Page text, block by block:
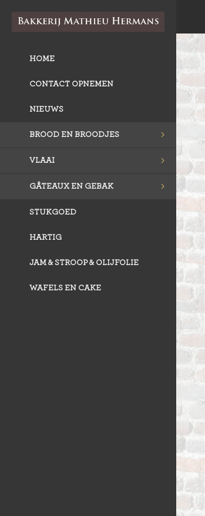
HOME
CONTACT OPNEMEN
NIEUWS
BROOD EN BROODJES
VLAAI
GÂTEAUX EN GEBAK
STUKGOED
HARTIG
JAM & STROOP & OLIJFOLIE
WAFELS EN CAKE